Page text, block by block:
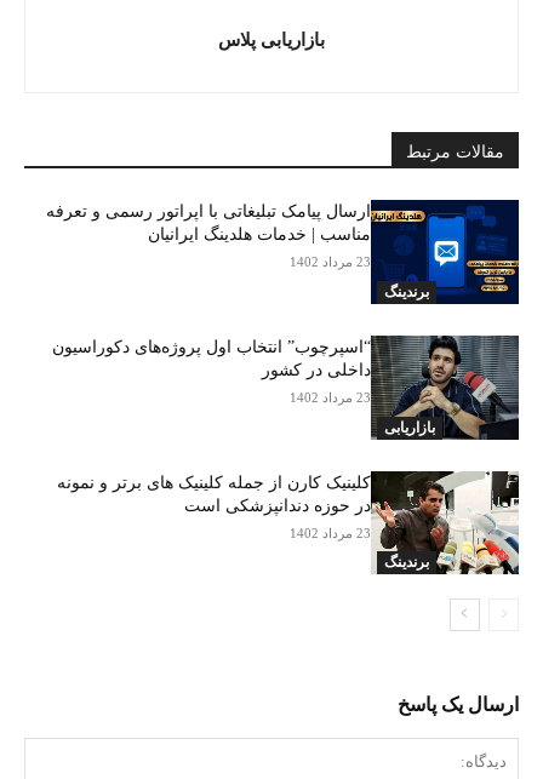
بازاریابی پلاس
مقالات مرتبط
برندینگ
ارسال پیامک تبلیغاتی با اپراتور رسمی و تعرفه
مناسب | خدمات هلدینگ ایرانیان
23 مرداد 1402
بازاریابی
“اسپرچوب” انتخاب اول پروژه‌های دکوراسیون
داخلی در کشور
23 مرداد 1402
برندینگ
کلینیک کارن از جمله کلینیک های برتر و نمونه
در حوزه دندانپزشکی است
23 مرداد 1402
ارسال یک پاسخ